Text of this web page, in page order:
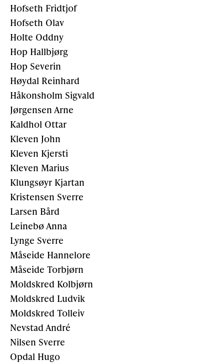
Hofseth Fridtjof
Hofseth Olav
Holte Oddny
Hop Hallbjørg
Hop Severin
Høydal Reinhard
Håkonsholm Sigvald
Jørgensen Arne
Kaldhol Ottar
Kleven John
Kleven Kjersti
Kleven Marius
Klungsøyr Kjartan
Kristensen Sverre
Larsen Bård
Leinebø Anna
Lynge Sverre
Måseide Hannelore
Måseide Torbjørn
Moldskred Kolbjørn
Moldskred Ludvik
Moldskred Tolleiv
Nevstad André
Nilsen Sverre
Opdal Hugo